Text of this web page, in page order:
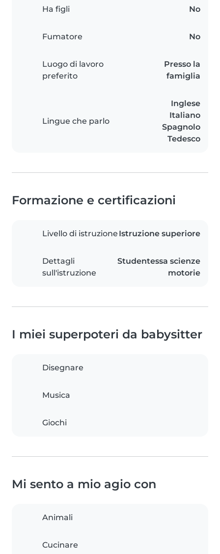
Ha figli No
Fumatore No
Luogo di lavoro
preferito
Presso la
famiglia
Lingue che parlo
Inglese
Italiano
Spagnolo
Tedesco
Formazione e certificazioni
Livello di istruzione Istruzione superiore
Dettagli
sull'istruzione
Studentessa scienze
motorie
I miei superpoteri da babysitter
Disegnare
Musica
Giochi
Mi sento a mio agio con
Animali
Cucinare